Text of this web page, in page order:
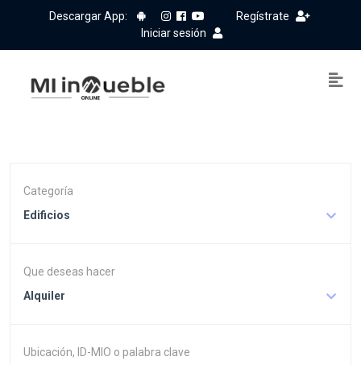
Descargar App:
Regístrate
Iniciar sesión
Categoría
Edificios
Que deseas hacer
Alquiler
Ubicación, ID-MIO o palabra clave